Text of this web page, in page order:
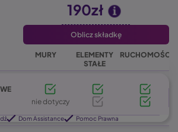
MURY
ELEMENTY
STAŁE
RUCHOMOŚCI
nie dotyczy
Dom Assistance Pomoc Prawna
190zł
Oblicz składkę